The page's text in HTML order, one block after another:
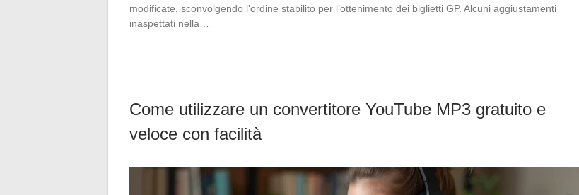
modificate, sconvolgendo l’ordine stabilito per l’ottenimento dei biglietti GP. Alcuni aggiustamenti
inaspettati nella…
Come utilizzare un convertitore YouTube MP3 gratuito e
veloce con facilità